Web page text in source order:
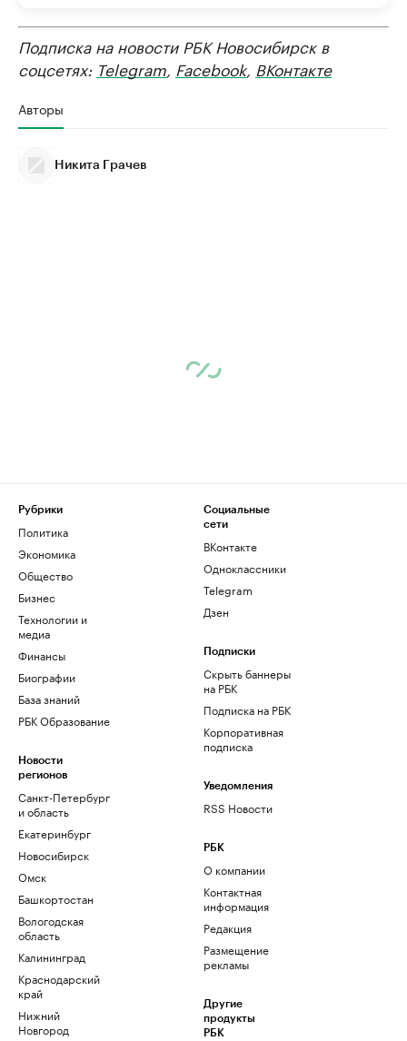
Подписка на новости РБК Новосибирск в
соцсетях: Telegram, Facebook, ВКонтакте
Авторы
Никита Грачев
Рубрики
Политика
Экономика
Общество
Бизнес
Технологии и
медиа
Финансы
Биографии
База знаний
РБК Образование
Новости
регионов
Санкт-Петербург
и область
Екатеринбург
Новосибирск
Омск
Башкортостан
Вологодская
область
Калининград
Краснодарский
край
Нижний
Новгород
Социальные
сети
ВКонтакте
Одноклассники
Telegram
Дзен
Подписки
Скрыть баннеры
на РБК
Подписка на РБК
Корпоративная
подписка
Уведомления
RSS Новости
РБК
О компании
Контактная
информация
Редакция
Размещение
рекламы
Другие
продукты
РБК